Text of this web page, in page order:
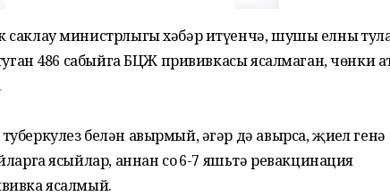
саклау министрлыгы хәбәр итүенчә, шушы елның
486 сабыйга БЦЖ прививкасы ясалмаган, чөнки
белән авырмый, әгәр дә авырса, җиңел генә
ясыйлар, аннан соң 6-7 яшьтә ревакцинация
ясалмый.